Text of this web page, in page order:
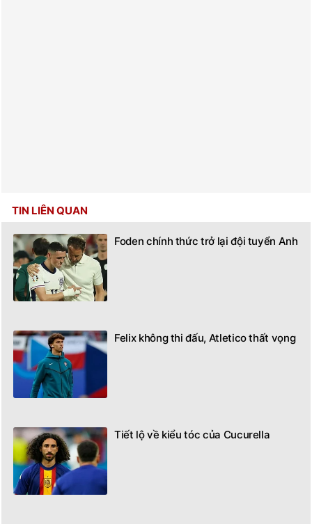
TIN LIÊN QUAN
Foden chính thức trở lại đội tuyển Anh
Felix không thi đấu, Atletico thất vọng
Tiết lộ về kiểu tóc của Cucurella